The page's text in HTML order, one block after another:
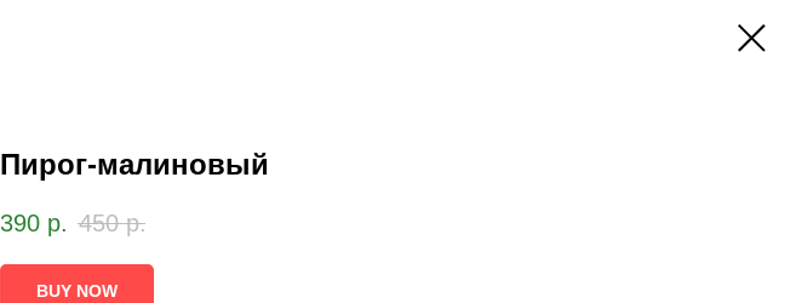
Пирог-малиновый
390 р. 450 р.
BUY NOW